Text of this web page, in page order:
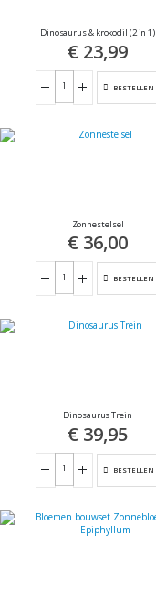
Dinosaurus & krokodil (2 in 1)
€ 23,99
BESTELLEN
Zonnestelsel
€ 36,00
BESTELLEN
Dinosaurus Trein
€ 39,95
BESTELLEN